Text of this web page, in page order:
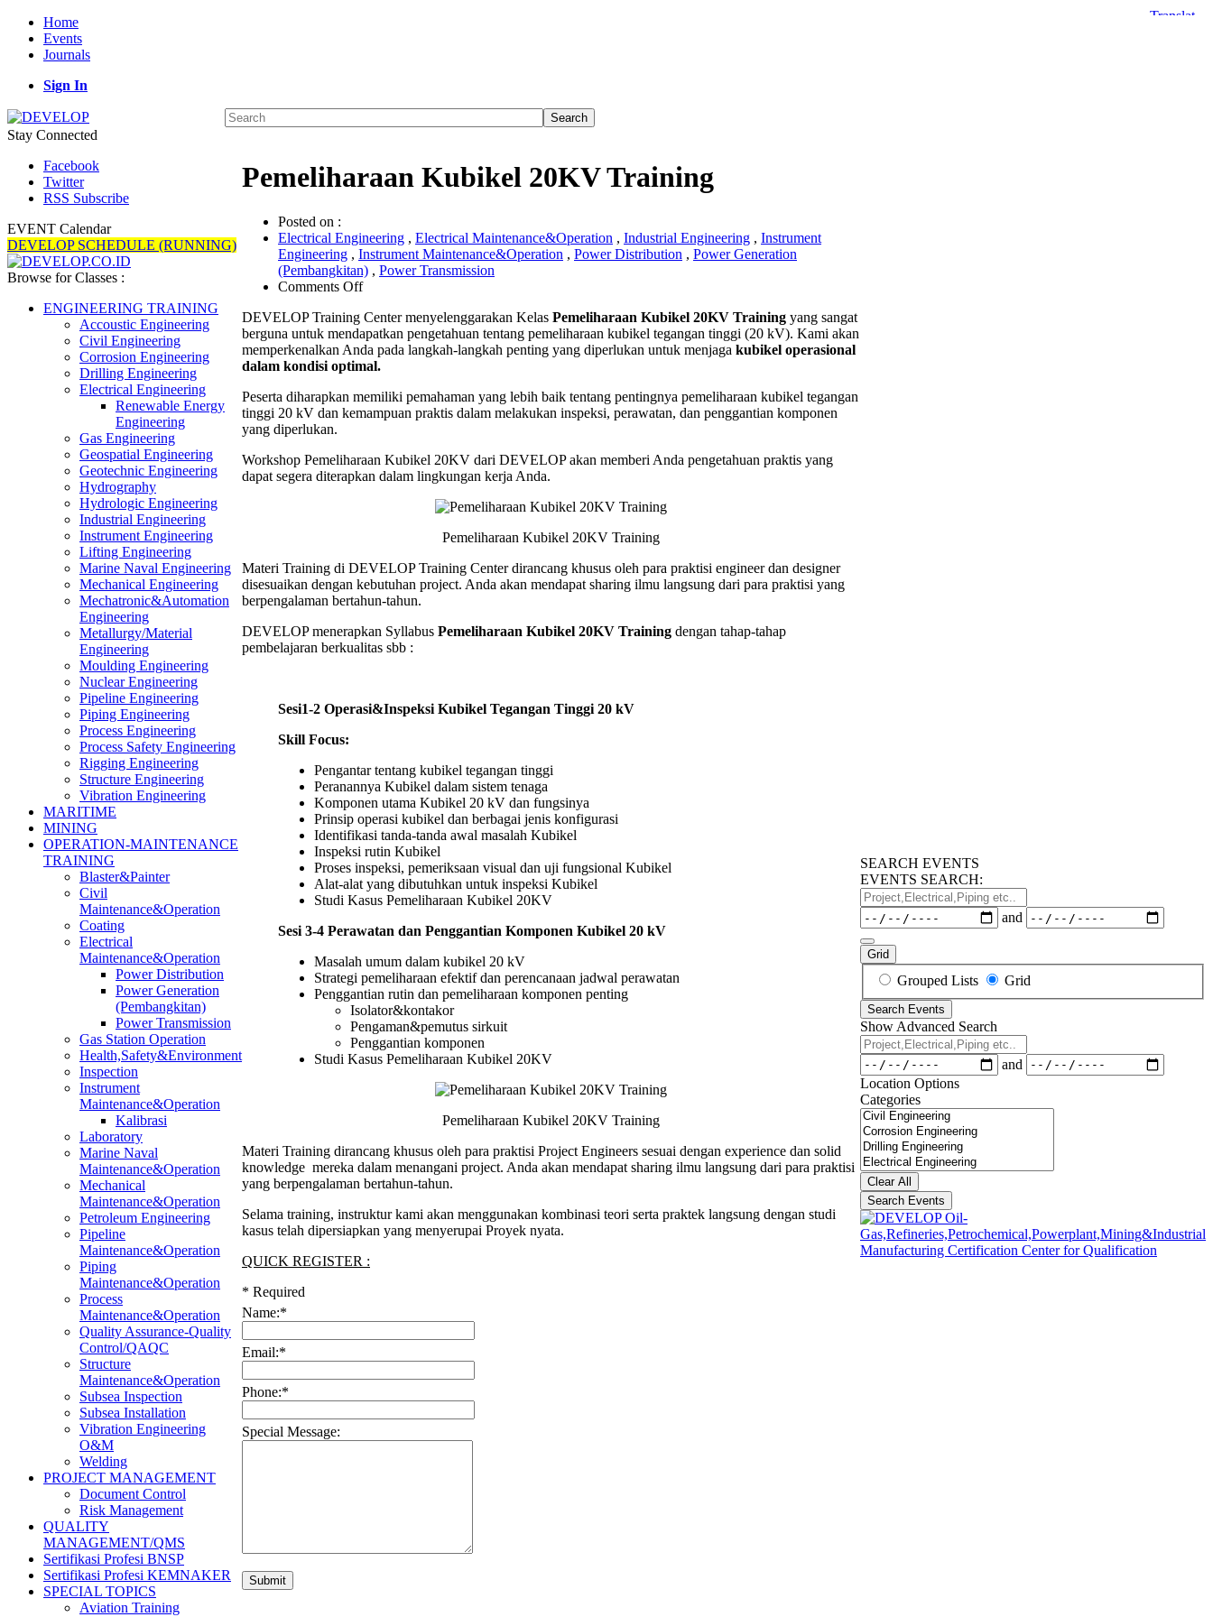
Home
Events
Journals
Sign In
Stay Connected
Facebook
Twitter
RSS Subscribe
EVENT Calendar
DEVELOP SCHEDULE (RUNNING)
Browse for Classes :
ENGINEERING TRAINING
Accoustic Engineering
Civil Engineering
Corrosion Engineering
Drilling Engineering
Electrical Engineering
Renewable Energy
Engineering
Gas Engineering
Geospatial Engineering
Geotechnic Engineering
Hydrography
Hydrologic Engineering
Industrial Engineering
Instrument Engineering
Lifting Engineering
Marine Naval Engineering
Mechanical Engineering
Mechatronic&Automation
Engineering
Metallurgy/Material
Engineering
Moulding Engineering
Nuclear Engineering
Pipeline Engineering
Piping Engineering
Process Engineering
Process Safety Engineering
Rigging Engineering
Structure Engineering
Vibration Engineering
MARITIME
MINING
OPERATION-MAINTENANCE
TRAINING
Blaster&Painter
Civil
Maintenance&Operation
Coating
Electrical
Maintenance&Operation
Power Distribution
Power Generation
(Pembangkitan)
Power Transmission
Gas Station Operation
Health,Safety&Environment
Inspection
Instrument
Maintenance&Operation
Kalibrasi
Laboratory
Marine Naval
Maintenance&Operation
Mechanical
Maintenance&Operation
Petroleum Engineering
Pipeline
Maintenance&Operation
Piping
Maintenance&Operation
Process
Maintenance&Operation
Quality Assurance-Quality
Control/QAQC
Structure
Maintenance&Operation
Subsea Inspection
Subsea Installation
Vibration Engineering
O&M
Welding
PROJECT MANAGEMENT
Document Control
Risk Management
QUALITY
MANAGEMENT/QMS
Sertifikasi Profesi BNSP
Sertifikasi Profesi KEMNAKER
SPECIAL TOPICS
Aviation Training
Pemeliharaan Kubikel 20KV Training
Posted on :
Electrical Engineering , Electrical Maintenance&Operation , Industrial Engineering , Instrument
Engineering , Instrument Maintenance&Operation , Power Distribution , Power Generation
(Pembangkitan) , Power Transmission
Comments Offon
Kubikel
20KV
Training
DEVELOP Training Center menyelenggarakan Kelas Pemeliharaan Kubikel 20KV Training yang sangat
berguna untuk mendapatkan pengetahuan tentang pemeliharaan kubikel tegangan tinggi (20 kV). Kami akan
memperkenalkan Anda pada langkah-langkah penting yang diperlukan untuk menjaga kubikel operasional
dalam kondisi optimal.
Peserta diharapkan memiliki pemahaman yang lebih baik tentang pentingnya pemeliharaan kubikel tegangan
tinggi 20 kV dan kemampuan praktis dalam melakukan inspeksi, perawatan, dan penggantian komponen
yang diperlukan.
Workshop Pemeliharaan Kubikel 20KV dari DEVELOP akan memberi Anda pengetahuan praktis yang
dapat segera diterapkan dalam lingkungan kerja Anda.
Pemeliharaan Kubikel 20KV Training
Materi Training di DEVELOP Training Center dirancang khusus oleh para praktisi engineer dan designer
disesuaikan dengan kebutuhan project. Anda akan mendapat sharing ilmu langsung dari para praktisi yang
berpengalaman bertahun-tahun.
DEVELOP menerapkan Syllabus Pemeliharaan Kubikel 20KV Training dengan tahap-tahap
pembelajaran berkualitas sbb :
Sesi1-2 Operasi&Inspeksi Kubikel Tegangan Tinggi 20 kV
Skill Focus:
Pengantar tentang kubikel tegangan tinggi
Peranannya Kubikel dalam sistem tenaga
Komponen utama Kubikel 20 kV dan fungsinya
Prinsip operasi kubikel dan berbagai jenis konfigurasi
Identifikasi tanda-tanda awal masalah Kubikel
Inspeksi rutin Kubikel
Proses inspeksi, pemeriksaan visual dan uji fungsional Kubikel
Alat-alat yang dibutuhkan untuk inspeksi Kubikel
Studi Kasus Pemeliharaan Kubikel 20KV
Sesi 3-4 Perawatan dan Penggantian Komponen Kubikel 20 kV
Masalah umum dalam kubikel 20 kV
Strategi pemeliharaan efektif dan perencanaan jadwal perawatan
Penggantian rutin dan pemeliharaan komponen penting
Isolator&kontakor
Pengaman&pemutus sirkuit
Penggantian komponen
Studi Kasus Pemeliharaan Kubikel 20KV
Pemeliharaan Kubikel 20KV Training
Materi Training dirancang khusus oleh para praktisi Project Engineers sesuai dengan experience dan solid
knowledge mereka dalam menangani project. Anda akan mendapat sharing ilmu langsung dari para praktisi
yang berpengalaman bertahun-tahun.
Selama training, instruktur kami akan menggunakan kombinasi teori serta praktek langsung dengan studi
kasus telah dipersiapkan yang menyerupai Proyek nyata.
QUICK REGISTER :
* Required
Name:*
Email:*
Phone:*
Special Message:
SEARCH EVENTS
EVENTS SEARCH:
Project,Electrical,Piping
etc..
Dates and
Grid
Search
View
Type
Grouped Lists Grid
Search Events
Show Advanced Search
Project,Electrical,Piping
etc..
Dates
and
Location Options
Categories
Categories
Clear All
Search Events